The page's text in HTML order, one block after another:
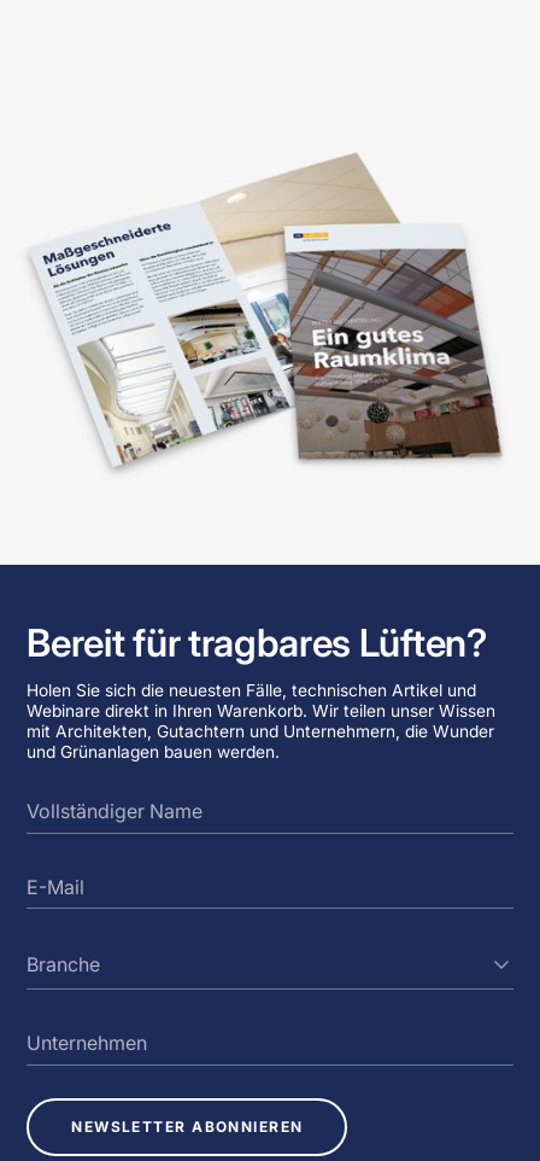
Bereit für tragbares Lüften?
Holen Sie sich die neuesten Fälle, technischen Artikel und
Webinare direkt in Ihren Warenkorb. Wir teilen unser Wissen
mit Architekten, Gutachtern und Unternehmern, die Wunder
und Grünanlagen bauen werden.
NEWSLETTER ABONNIEREN